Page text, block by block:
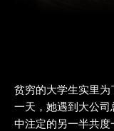
贫穷的大学生实里
一天，她遇到大公
中注定的另一半共